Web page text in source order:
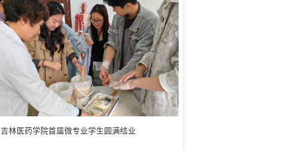
吉林医药学院首届微专业学生圆满结业